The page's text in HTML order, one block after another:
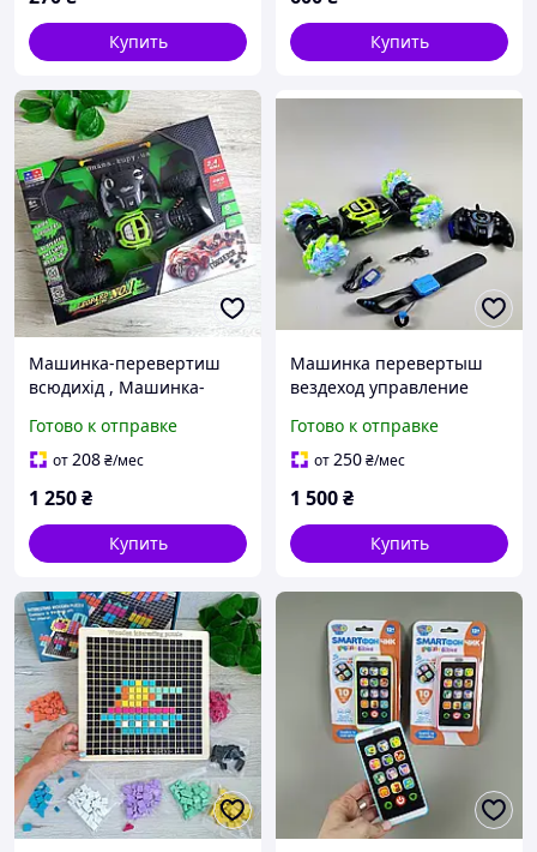
Купить Купить
Машинка-перевертиш
всюдихід , Машинка-
Машинка на
радіокеруванні
Готово к отправке
от208₴/мес
1 250₴
Купить
Машинка перевертыш
вездеход управление
2196A на
радиоуправлении на
Готово к отправке
от250₴/мес
1 500₴
Купить